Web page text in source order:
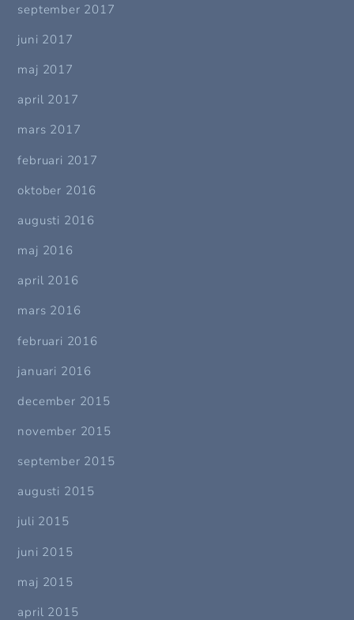
september 2017
juni 2017
maj 2017
april 2017
mars 2017
februari 2017
oktober 2016
augusti 2016
maj 2016
april 2016
mars 2016
februari 2016
januari 2016
december 2015
november 2015
september 2015
augusti 2015
juli 2015
juni 2015
maj 2015
april 2015